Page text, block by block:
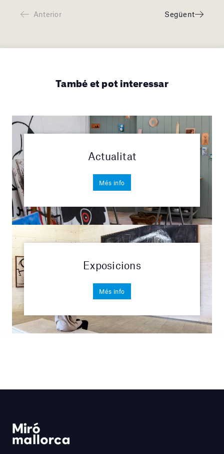
Anterior Següent
També et pot interessar
Actualitat
Més info
Exposicions
Més info